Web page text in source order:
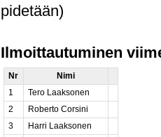
pidetään)
Ilmoittautuminen
Nr
Nimi
1
Tero Laaksonen
2
Roberto Corsini
3
Harri Laaksonen